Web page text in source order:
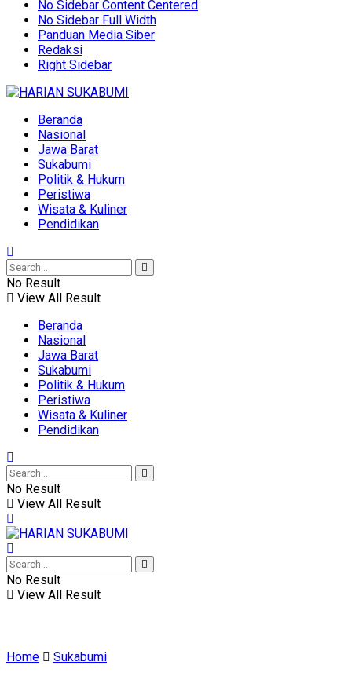
No Sidebar Content Centered
No Sidebar Full Width
Panduan Media Siber
Redaksi
Right Sidebar
Beranda
Nasional
Jawa Barat
Sukabumi
Politik & Hukum
Peristiwa
Wisata & Kuliner
Pendidikan
No Result
View All Result
Beranda
Nasional
Jawa Barat
Sukabumi
Politik & Hukum
Peristiwa
Wisata & Kuliner
Pendidikan
No Result
View All Result
No Result
View All Result
Home Sukabumi